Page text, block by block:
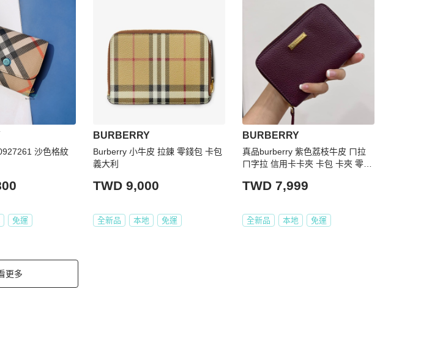
沙色格紋
免運
BURBERRY
Burberry 小牛皮 拉鍊 零錢包 卡包
義大利
TWD 9,000
全新品 本地 免運
BURBERRY
真品burberry 紫色荔枝牛皮 ㄇ拉
ㄇ字拉 信用卡卡夾 卡包 卡夾 零錢
TWD 7,999
全新品 本地 免運
更多